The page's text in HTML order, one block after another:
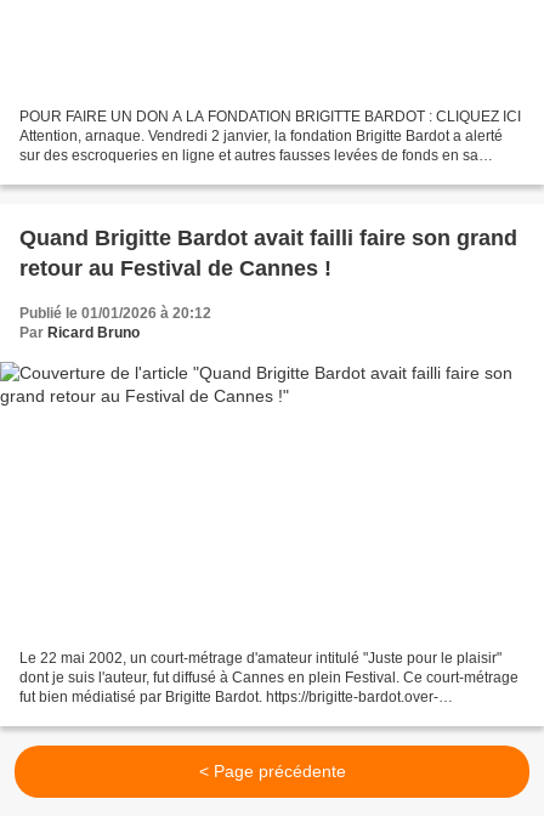
POUR FAIRE UN DON A LA FONDATION BRIGITTE BARDOT : CLIQUEZ ICI
Attention, arnaque. Vendredi 2 janvier, la fondation Brigitte Bardot a alerté
sur des escroqueries en ligne et autres fausses levées de fonds en sa
Quand Brigitte Bardot avait failli faire son grand
retour au Festival de Cannes !
Publié le 01/01/2026 à 20:12
Par Ricard Bruno
Le 22 mai 2002, un court-métrage d'amateur intitulé "Juste pour le plaisir"
dont je suis l'auteur, fut diffusé à Cannes en plein Festival. Ce court-métrage
fut bien médiatisé par Brigitte Bardot. https://brigitte-bardot.over-
< Page précédente